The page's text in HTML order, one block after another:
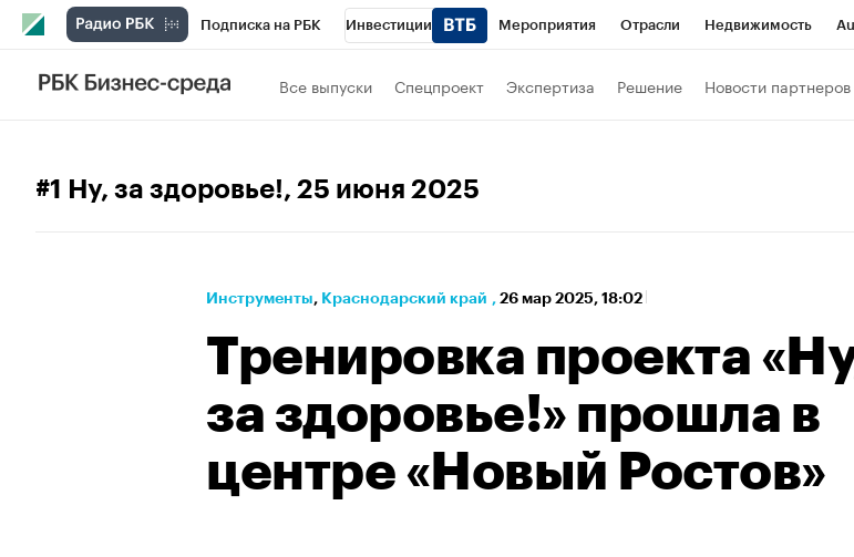
Подписка на РБК Инвестиции Мероприятия Отрасли Недвижимость
Телеканал Все выпуски Спецпроект Экспертиза Решение Новости партнеров
#1 Ну, за здоровье!, 25 июня 2025
Инструменты⁠, Краснодарский край , 26 мар 2025, 18:02
Тренировка проекта
за здоровье!» прошла в
центре «Новый Ростов»